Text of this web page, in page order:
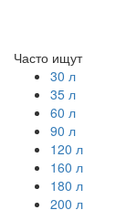
Часто ищут
30 л
35 л
60 л
90 л
120 л
160 л
180 л
200 л